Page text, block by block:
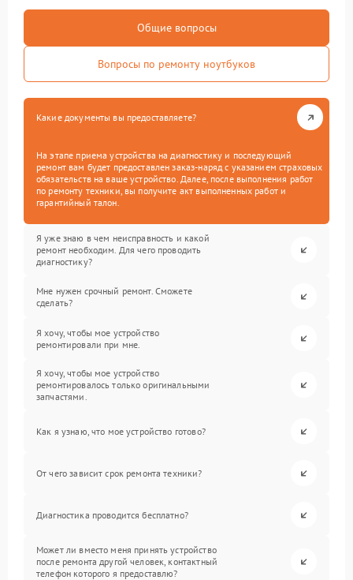
Общие вопросы
Вопросы по ремонту ноутбуков
Какие документы вы предоставляете?
На этапе приема устройства на диагностику и последующий
ремонт вам будет предоставлен заказ-наряд с указанием страховых
обязательств на ваше устройство. Далее, после выполнения работ
по ремонту техники, вы получите акт выполненных работ и
гарантийный талон.
Я уже знаю в чем неисправность и какой
ремонт необходим. Для чего проводить
диагностику?
Мне нужен срочный ремонт. Сможете
сделать?
Я хочу, чтобы мое устройство
ремонтировали при мне.
Я хочу, чтобы мое устройство
ремонтировалось только оригинальными
запчастями.
Как я узнаю, что мое устройство готово?
От чего зависит срок ремонта техники?
Диагностика проводится бесплатно?
Может ли вместо меня принять устройство
после ремонта другой человек, контактный
телефон которого я предоставлю?